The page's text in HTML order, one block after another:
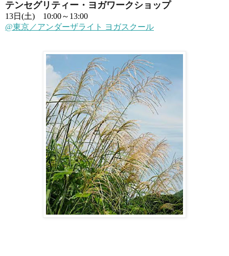
テンセグリティー・ヨガワークショップ
13日(土) 10:00～13:00
@東京／アンダーザライト ヨガスクール